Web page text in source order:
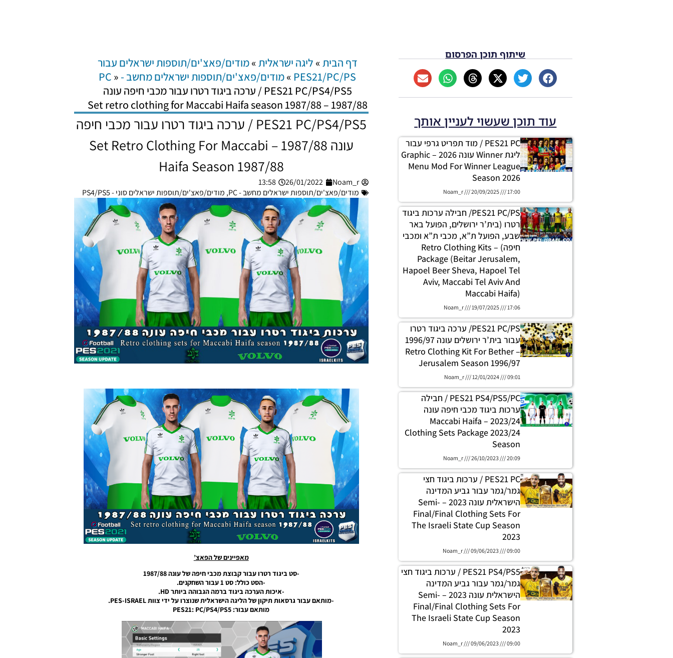
דף הבית » ליגה ישראלית »מודים/פאצ'ים/תוספות ישראלים עבור
PES21/PC/PS
»מודים/פאצ'ים/תוספות ישראלים מחשב - PC »
PES21 PC/PS4/PS5 / ערכה ביגוד רטרו עבור מכבי חיפה עונה
1987/88 – Set retro clothing for Maccabi Haifa season 1987/88
PES21 PC/PS4/PS5 / ערכה ביגוד רטרו עבור מכבי חיפה
עונה 1987/88 – Set Retro Clothing For Maccabi
Haifa Season 1987/88
Noam_r
26/01/2022
13:58
מודים/פאצ'ים/תוספות ישראלים מחשב - PC
, מודים/פאצ'ים/תוספות ישראלים סוני - PS4/PS5
מאפיינים של הפאצ’
-סט ביגוד רטרו עבור קבוצת מכבי חיפה של עונה 1987/88
-הסט כולל: סט 1 עבור השחקנים.
-איכות הערכה ביגוד ברמה הגבוהה ביותר HD.
-מותאם עבור גרסאות תיקון של הליגה הישראלית שנוצרו על ידי צוות PES-ISRAEL.
מותאם עבור: PES21: PC/PS4/PS5
שיתוף תוכן הפרסום
עוד תוכן שעשוי לעניין אותך
PES21 PC / מוד תפריט גרפי עבור
ליגת Winner עונה 2026 – Graphic
Menu Mod For Winner League
Season 2026
Noam_r 20/09/2025 17:00
PES21 PC/PS/ חבילה ערכות ביגוד
רטרו (בית’ר ירושלים, הפועל באר
שבע, הפועל ת”א, מכבי ת”א ומכבי
חיפה) – Retro Clothing Kits
Package (Beitar Jerusalem,
Hapoel Beer Sheva, Hapoel Tel
Aviv, Maccabi Tel Aviv And
Maccabi Haifa)
Noam_r 19/07/2025 17:06
PES21 PC/PS/ ערכה ביגוד רטרו
עבור בית’ר ירושלים עונה 1996/97
– Retro Clothing Kit For Bether
Jerusalem Season 1996/97
Noam_r 12/01/2024 09:01
PES21 PS4/PS5/PC / חבילה
ערכות ביגוד מכבי חיפה עונה
2023/24 – Maccabi Haifa
Clothing Sets Package 2023/24
Season
Noam_r 26/10/2023 20:09
PES21 PC / ערכות ביגוד חצי
גמר/גמר עבור גביע המדינה
הישראלית עונה 2023 – Semi-
Final/final Clothing Sets For
The Israeli State Cup Season
2023
Noam_r 09/06/2023 09:00
PES21 PS4/PS5 / ערכות ביגוד חצי
גמר/גמר עבור גביע המדינה
הישראלית עונה 2023 – Semi-
Final/final Clothing Sets For
The Israeli State Cup Season
2023
Noam_r 09/06/2023 09:00